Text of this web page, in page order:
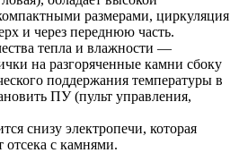
размерами, циркуляция
и через переднюю часть.
тепла и влажности —
на разгоряченные камни сбоку
поддержания температуры в
ПУ (пульт управления,
снизу электропечи, которая
отсека с камнями.